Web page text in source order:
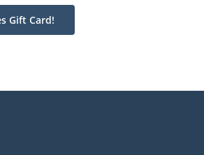
Gift Card!